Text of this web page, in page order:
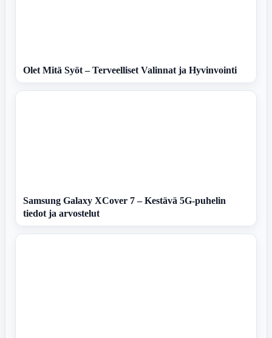
Olet Mitä Syöt – Terveelliset Valinnat ja Hyvinvointi
Samsung Galaxy XCover 7 – Kestävä 5G-puhelin
tiedot ja arvostelut